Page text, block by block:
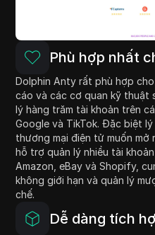
Phù hợp nhất
Dolphin Anty rất phù hợp
cáo và các cơ quan kỹ thuật
lý hàng trăm tài khoản trên
Google và TikTok. Đặc biệt
thương mại điện tử muốn mở
hỗ trợ quản lý nhiều tài
Amazon, eBay và Shopify,
không giới hạn và quản lý
chế.
Dễ dàng tích